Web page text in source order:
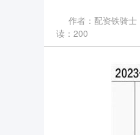
作者：配资铁骑士
读：200